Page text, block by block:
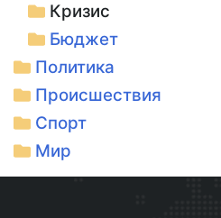
Кризис
Бюджет
Политика
Происшествия
Спорт
Мир